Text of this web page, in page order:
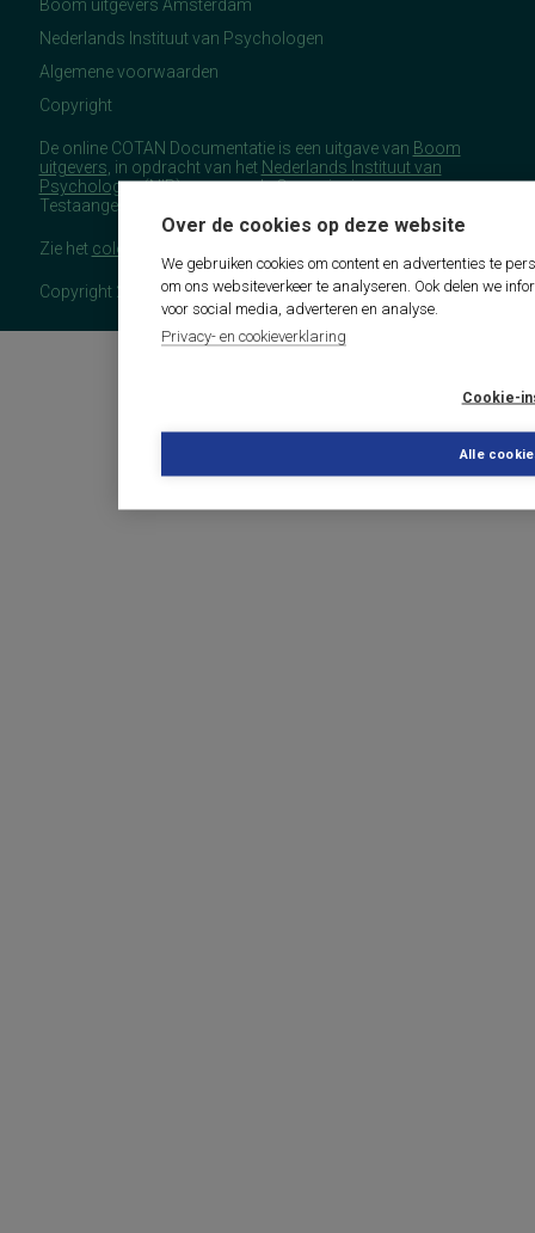
Over de cookies op deze website
We gebruiken cookies om content en advertenties te
om ons websiteverkeer te analyseren. Ook delen we
voor social media, adverteren en analyse.
Privacy- en cookieverklaring
Cookie-
Alle
Boom uitgevers Amsterdam
Nederlands Instituut van Psychologen
Algemene voorwaarden
Copyright
De online COTAN Documentatie is een uitgave van Boom
uitgevers , in opdracht van het Nederlands Instituut van
Psychologen(NIP), namens de Commissie
Testaangelegenheden Nederland (COTAN).
Zie het colofon
Copyright 2026 - COTAN Documentatie